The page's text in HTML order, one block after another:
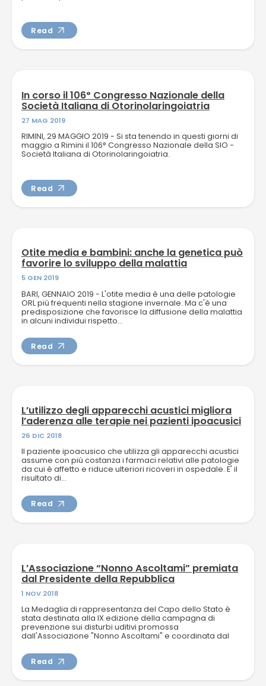
Read
In corso il 106° Congresso Nazionale della
Società Italiana di Otorinolaringoiatria
27 MAG 2019
RIMINI, 29 MAGGIO 2019 - Si sta tenendo in questi giorni di
maggio a Rimini il 106° Congresso Nazionale della SIO -
Società Italiana di Otorinolaringoiatria.
Read
Otite media e bambini: anche la genetica può
favorire lo sviluppo della malattia
5 GEN 2019
BARI, GENNAIO 2019 - L'otite media è una delle patologie
ORL più frequenti nella stagione invernale. Ma c'è una
predisposizione che favorisce la diffusione della malattia
in alcuni individui rispetto...
Read
L’utilizzo degli apparecchi acustici migliora
l’aderenza alle terapie nei pazienti ipoacusici
26 DIC 2018
Il paziente ipoacusico che utilizza gli apparecchi acustici
assume con più costanza i farmaci relativi alle patologie
da cui è affetto e riduce ulteriori ricoveri in ospedale. E' il
risultato di...
Read
L’Associazione “Nonno Ascoltami” premiata
dal Presidente della Repubblica
1 NOV 2018
La Medaglia di rappresentanza del Capo dello Stato è
stata destinata alla IX edizione della campagna di
prevenzione sui disturbi uditivi promossa
dall'Associazione "Nonno Ascoltami" e coordinata dal
Read